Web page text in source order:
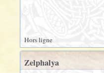
Hors ligne
Zelphalya